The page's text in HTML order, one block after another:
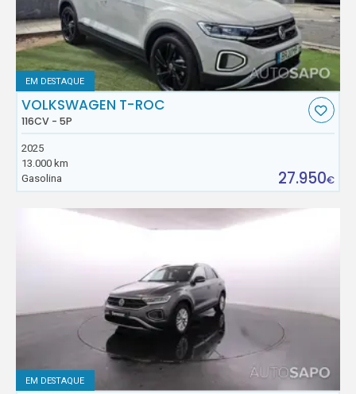
EM DESTAQUE
VOLKSWAGEN T-ROC
116CV - 5P
2025
13.000 km
Gasolina
27.950€
EM DESTAQUE